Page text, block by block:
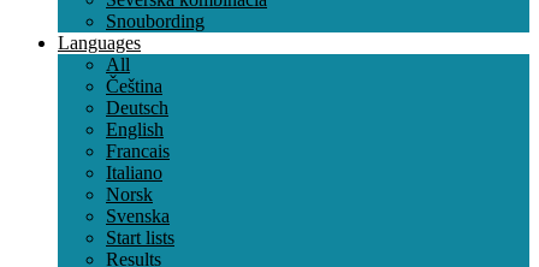
Snoubording
Languages
All
Čeština
Deutsch
English
Francais
Italiano
Norsk
Svenska
Start lists
Results